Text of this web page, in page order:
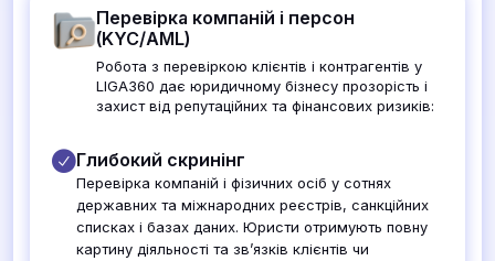
Перевірка компаній і персон
(KYC/AML)
Робота з перевіркою клієнтів і контрагентів у
LIGA360 дає юридичному бізнесу прозорість і
захист від репутаційних та фінансових ризиків:
Глибокий скринінг
Перевірка компаній і фізичних осіб у сотнях
державних та міжнародних реєстрів, санкційних
списках і базах даних. Юристи отримують повну
картину діяльності та зв’язків клієнтів чи